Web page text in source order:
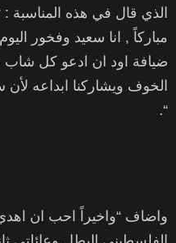
الذي قال في هذه المناسبة :
مباركاً , انا سعيد وفخور
ضيافة اود ان ادعو كل شاب
الخوف ويشاركنا ابداعه
“.
واضاف “واخيراً احب ان اهدي